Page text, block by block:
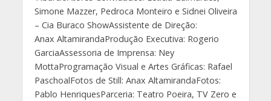
Simone Mazzer, Pedroca Monteiro e Sidnei Oliveira
– Cia Buraco ShowAssistente de Direção:
Anax AltamirandaProdução Executiva: Rogerio
GarciaAssessoria de Imprensa: Ney
MottaProgramação Visual e Artes Gráficas: Rafael
PaschoalFotos de Still: Anax AltamirandaFotos:
Pablo HenriquesParceria: Teatro Poeira, TV Zero e